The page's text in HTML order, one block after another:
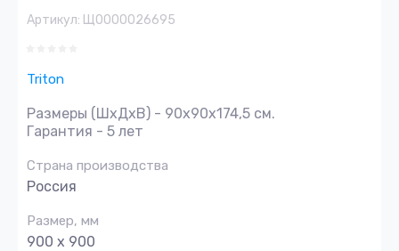
Артикул: Щ0000026695
Triton
Размеры (ШхДхВ) - 90x90x174,5 см.
Гарантия - 5 лет
Страна производства
Россия
Размер, мм
900 х 900